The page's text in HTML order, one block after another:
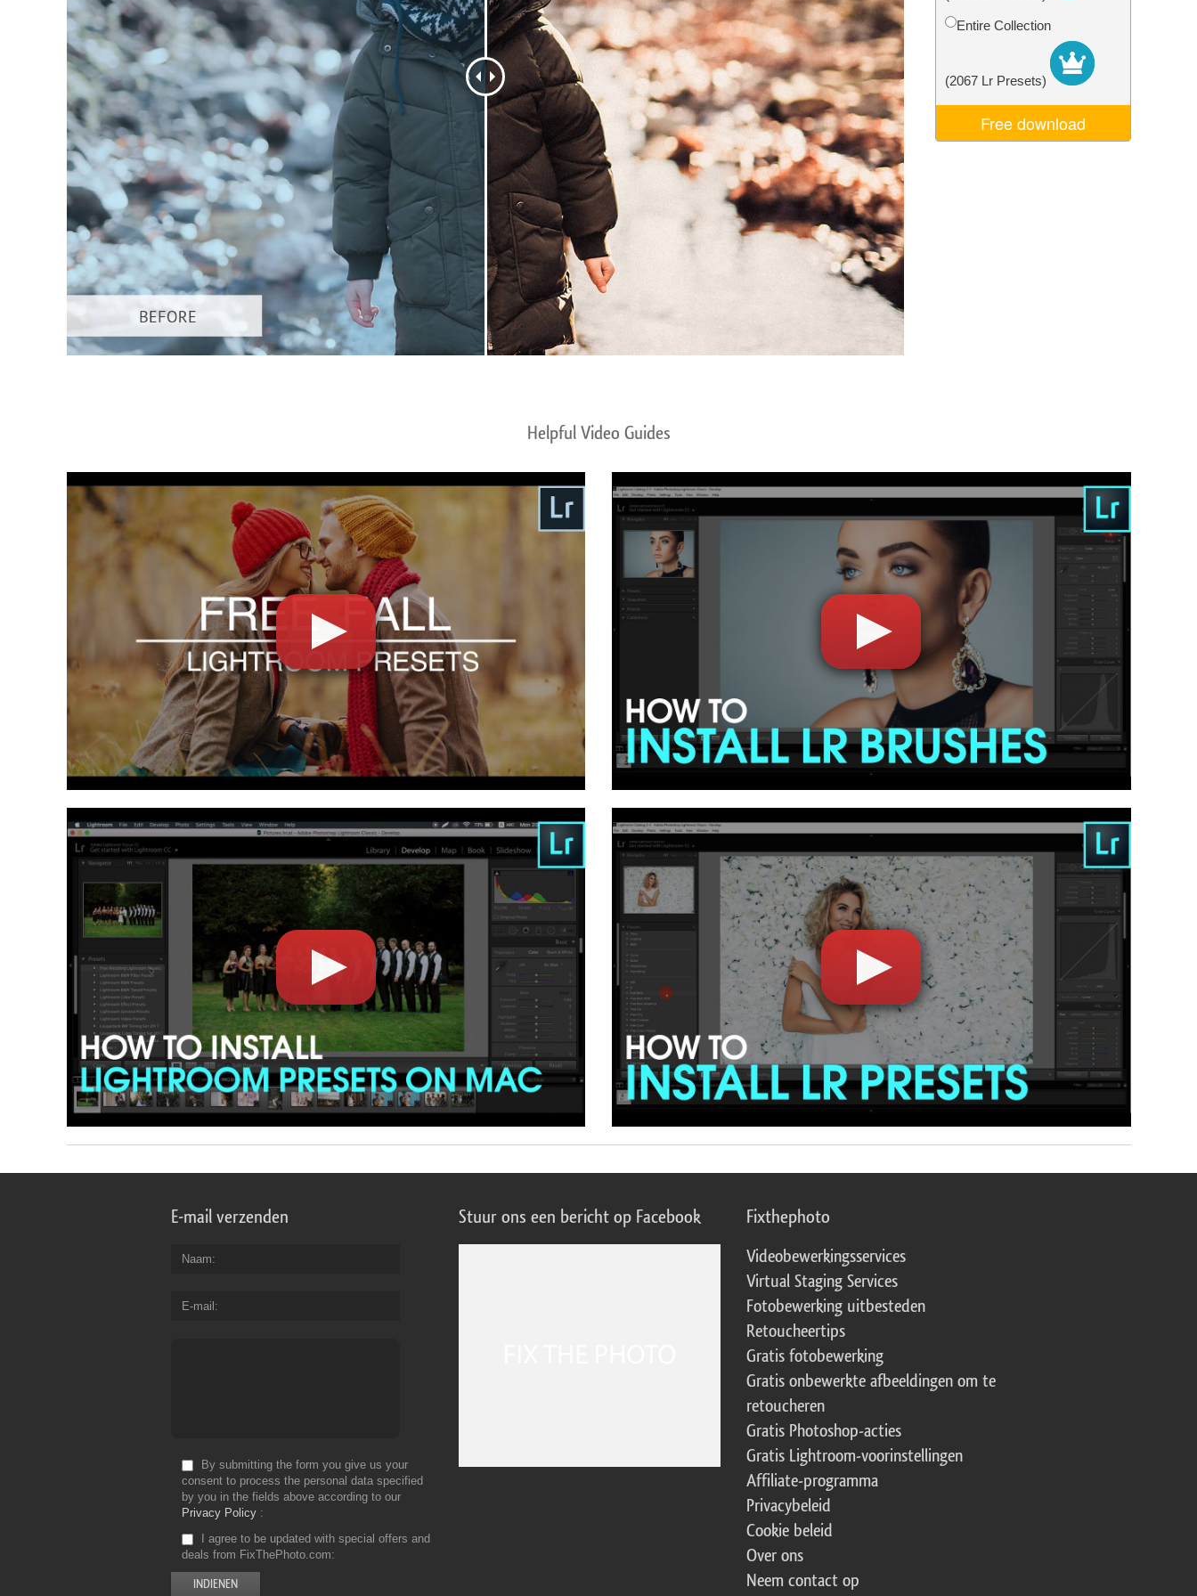
Productfoto's bewerken Sieraden Fotobewerking AI-trainingsgegevens Video Editing ServicesEntire Collection
(2067 Lr Presets)
Free download
Helpful Video Guides
E-mail verzenden
Naam
E-mail
By submitting the form you give us your
consent to process the personal data specified
by you in the fields above according to our
Privacy Policy
I agree to be updated with special offers and
deals from FixThePhoto.com
Stuur ons een bericht op Facebook Fixthephoto
Videobewerkingsservices
Virtual Staging Services
Fotobewerking uitbesteden
Retoucheertips
Gratis fotobewerking
Gratis onbewerkte afbeeldingen om te
retoucheren
Gratis Photoshop-acties
Gratis Lightroom-voorinstellingen
Affiliate-programma
Privacybeleid
Cookie beleid
Over ons
Neem contact op